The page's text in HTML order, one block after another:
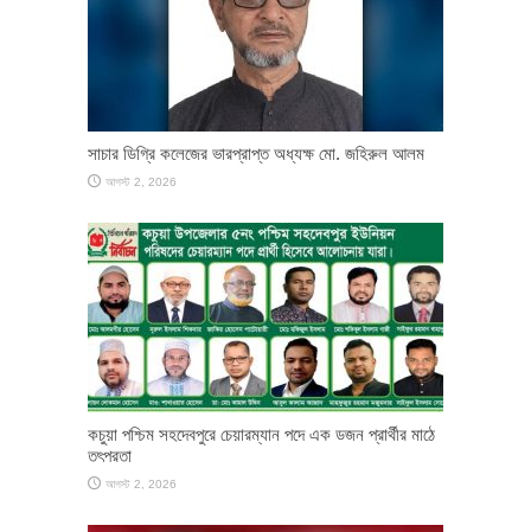
সাচার ডিগ্রি কলেজের ভারপ্রাপ্ত অধ্যক্ষ মো. জহিরুল আলম
আগস্ট 2, 2026
কচুয়া পশ্চিম সহদেবপুরে চেয়ারম্যান পদে এক ডজন প্রার্থীর মাঠে
তৎপরতা
আগস্ট 2, 2026